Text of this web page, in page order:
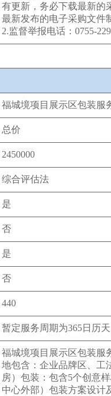
有更新，务必下载最新的
最新发布的电子采购文件
2.监督举报电话：0755-
福城境项目展示区包装服
总价
2450000
综合评估法
是
否
是
否
440
暂定服务周期为365日历
福城境项目展示区包装服
地包含：企业品牌区、工
房）包装：包含5个创意
中心外部）包装方案设计